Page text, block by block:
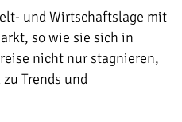
und Wirtschaftslage mit
so wie sie sich in
nicht nur stagnieren,
Trends und